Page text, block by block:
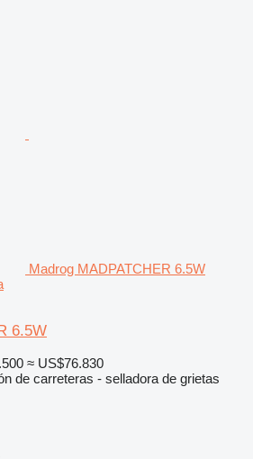
Madrog MADPATCHER 6.5W
6.5W
≈ US$76.830
de carreteras - selladora de grietas